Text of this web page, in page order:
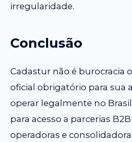
irregularidade.
Conclusão
Cadastur não é burocracia
oficial obrigatório para sua
operar legalmente no
para acesso a parcerias
operadoras e